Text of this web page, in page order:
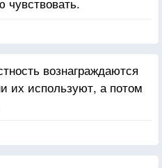
вознаграждаются
их используют, а потом